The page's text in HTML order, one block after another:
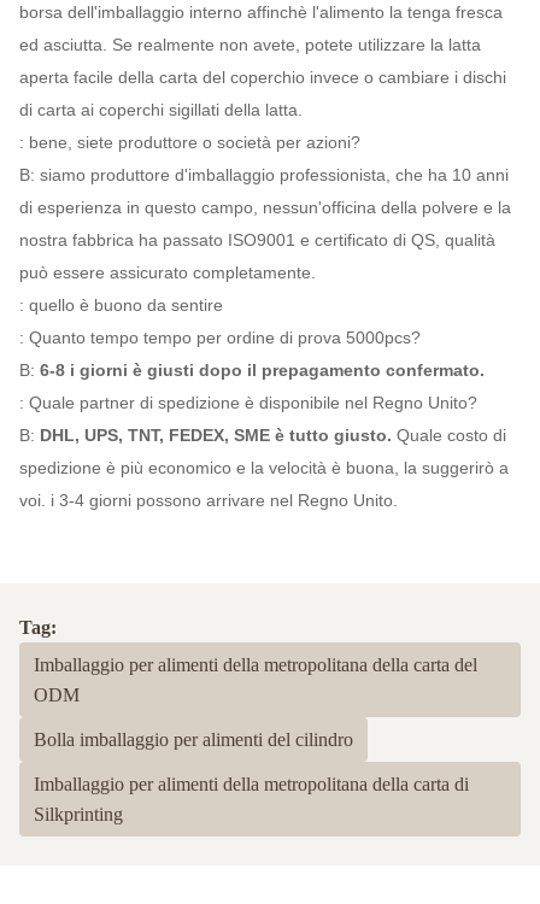
borsa dell'imballaggio interno affinchè l'alimento la tenga fresca
ed asciutta. Se realmente non avete, potete utilizzare la latta
aperta facile della carta del coperchio invece o cambiare i dischi
di carta ai coperchi sigillati della latta.
: bene, siete produttore o società per azioni?
B: siamo produttore d'imballaggio professionista, che ha 10 anni
di esperienza in questo campo, nessun'officina della polvere e la
nostra fabbrica ha passato ISO9001 e certificato di QS, qualità
può essere assicurato completamente.
: quello è buono da sentire
: Quanto tempo tempo per ordine di prova 5000pcs?
B: 6-8 i giorni è giusti dopo il prepagamento confermato.
: Quale partner di spedizione è disponibile nel Regno Unito?
B: DHL, UPS, TNT, FEDEX, SME è tutto giusto. Quale costo di
spedizione è più economico e la velocità è buona, la suggerirò a
voi. i 3-4 giorni possono arrivare nel Regno Unito.
Tag:
Imballaggio per alimenti della metropolitana della carta del
ODM
Bolla imballaggio per alimenti del cilindro
Imballaggio per alimenti della metropolitana della carta di
Silkprinting